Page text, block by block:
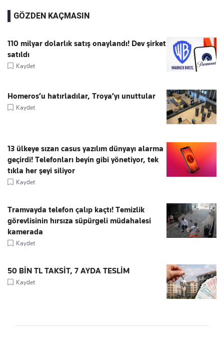
GÖZDEN KAÇMASIN
110 milyar dolarlık satış onaylandı! Dev şirket
satıldı
Kaydet
Homeros’u hatırladılar, Troya’yı unuttular
Kaydet
13 ülkeye sızan casus yazılım dünyayı alarma
geçirdi! Telefonları beyin gibi yönetiyor, tek
tıkla her şeyi siliyor
Kaydet
Tramvayda telefon çalıp kaçtı! Temizlik
görevlisinin hırsıza süpürgeli müdahalesi
kamerada
Kaydet
50 BİN TL TAKSİT, 7 AYDA TESLİM
Kaydet